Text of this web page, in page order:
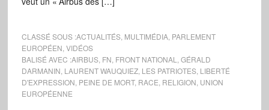
CLASSÉ SOUS :ACTUALITÉS, MULTIMÉDIA, PARLEMENT
EUROPÉEN VIDÉOS
BALISÉ AVEC :AIRBUS, FN FRONT NATIONAL
GÉRALD
DARMANIN LAURENT WAUQUIEZ, LES PATRIOTES, LIBERTÉ
D'EXPRESSION PEINE DE MORT, RACE RELIGION UNION
EUROPÉENNE